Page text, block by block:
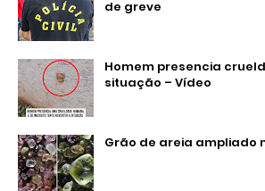
de greve
Homem presencia
situação – Vídeo
Grão de areia ampliado